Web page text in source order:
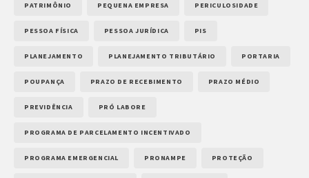
PATRIMÔNIO PEQUENA EMPRESA PERICULOSIDADE
PESSOA FÍSICA PESSOA JURÍDICA PIS
PLANEJAMENTO PLANEJAMENTO TRIBUTÁRIO PORTARIA
POUPANÇA PRAZO DE RECEBIMENTO PRAZO MÉDIO
PREVIDÊNCIA PRÓ LABORE
PROGRAMA DE PARCELAMENTO INCENTIVADO
PROGRAMA EMERGENCIAL PRONAMPE PROTEÇÃO